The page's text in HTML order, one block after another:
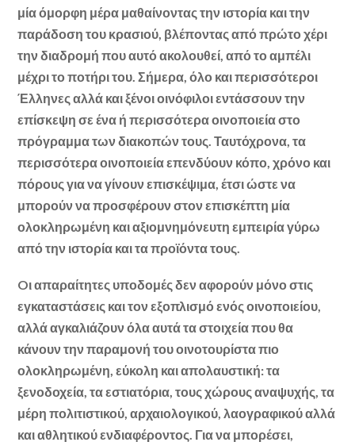
μία όμορφη μέρα μαθαίνοντας την ιστορία και την
παράδοση του κρασιού, βλέποντας από πρώτο χέρι
την διαδρομή που αυτό ακολουθεί, από το αμπέλι
μέχρι το ποτήρι του. Σήμερα, όλο και περισσότεροι
Έλληνες αλλά και ξένοι οινόφιλοι εντάσσουν την
επίσκεψη σε ένα ή περισσότερα οινοποιεία στο
πρόγραμμα των διακοπών τους. Ταυτόχρονα, τα
περισσότερα οινοποιεία επενδύουν κόπο, χρόνο και
πόρους για να γίνουν επισκέψιμα, έτσι ώστε να
μπορούν να προσφέρουν στον επισκέπτη μία
ολοκληρωμένη και αξιομνημόνευτη εμπειρία γύρω
από την ιστορία και τα προϊόντα τους.
Oι απαραίτητες υποδομές δεν αφορούν μόνο στις
εγκαταστάσεις και τον εξοπλισμό ενός οινοποιείου,
αλλά αγκαλιάζουν όλα αυτά τα στοιχεία που θα
κάνουν την παραμονή του οινοτουρίστα πιο
ολοκληρωμένη, εύκολη και απολαυστική: τα
ξενοδοχεία, τα εστιατόρια, τους χώρους αναψυχής, τα
μέρη πολιτιστικού, αρχαιολογικού, λαογραφικού αλλά
και αθλητικού ενδιαφέροντος. Για να μπορέσει,